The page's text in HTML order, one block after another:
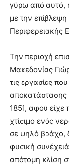
γύρω από αυτό,
με την
Περιφερειακής
Την περιοχή
Μακεδονίας
τις εργασίες
αποκατάστασης
1851, αφού είχε
χτίσιμο ενός
σε ψηλό βράχο,
φυσική
απότομη κλίση